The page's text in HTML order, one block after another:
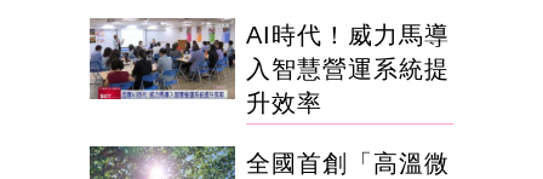
AI時代！威力馬導
入智慧營運系統提
升效率
全國首創「高溫微